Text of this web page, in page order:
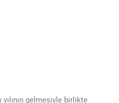
gelmesiyle birlikte